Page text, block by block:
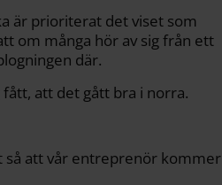
är prioriterat det viset som
om många hör av sig från ett
där.
fått, att det gått bra i norra.
så att vår entreprenör kommer